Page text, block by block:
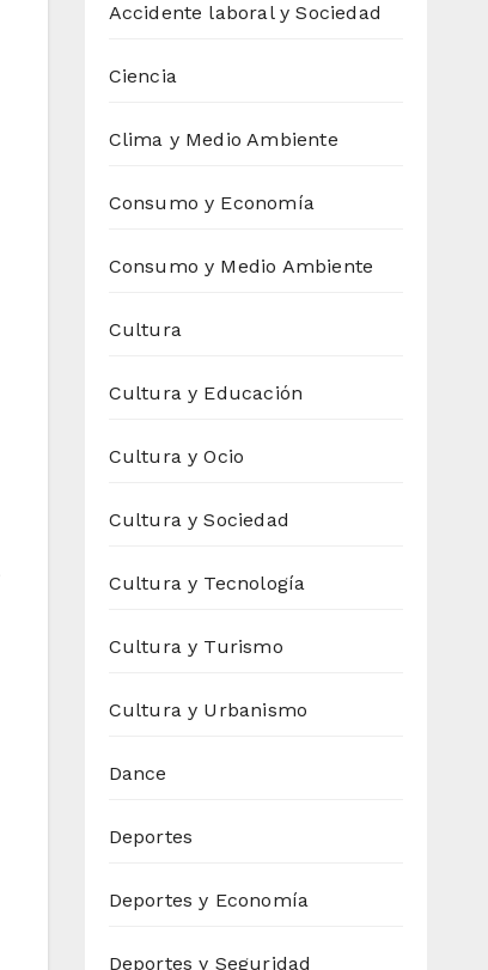
Accidente laboral y Sociedad
Ciencia
Clima y Medio Ambiente
Consumo y Economía
Consumo y Medio Ambiente
Cultura
Cultura y Educación
Cultura y Ocio
Cultura y Sociedad
Cultura y Tecnología
Cultura y Turismo
Cultura y Urbanismo
Dance
Deportes
Deportes y Economía
Deportes y Seguridad